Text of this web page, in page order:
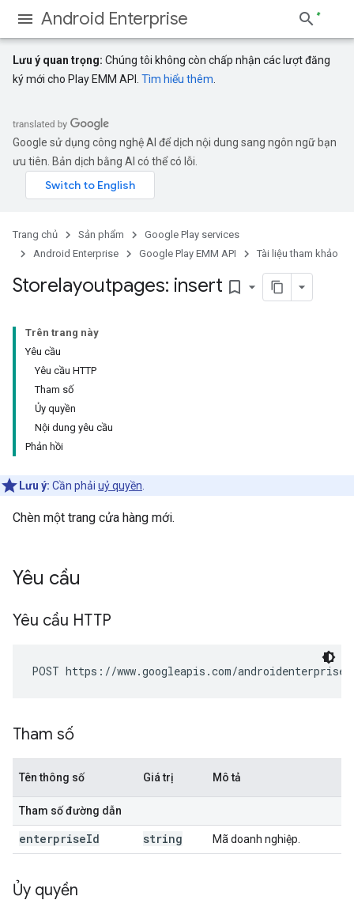
Android Enterprise
Lưu ý quan trọng: Chúng tôi không còn chấp nhận các lượt đăng
ký mới cho Play EMM API. Tìm hiểu thêm
Google sử dụng công nghệ AI để dịch nội dung sang ngôn ngữ bạn
ưu tiên. Bản dịch bằng AI có thể có lỗi.
Trang chủ Sản phẩm
Google Play services
Android Enterprise
Google Play EMM API Tài liệu tham khảo
Storelayoutpages: insert bookmark_border
Trên trang này
Yêu cầu
Yêu cầu HTTP
Tham số
Ủy quyền
Nội dung yêu cầu
Phản hồi
Lưu ý: Cần phải uỷ quyền
Chèn một trang cửa hàng mới.
Yêu cầu
Yêu cầu HTTP
POST https://www.googleapis.com/
Tham số
Tên thông số Giá trị Mô tả
Tham số đường dẫn
enterpriseId string Mã doanh nghiệp.
Ủy quyền